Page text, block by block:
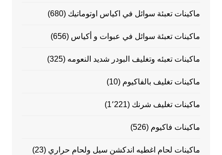
ماكينات تعبئة سوائل في اكياس اوتوماتيك (680)
ماكينات تعبئة سوائل في عبوات و أكياس (656)
ماكينات تعبئه وتغليف البودر شديد النعومه (325)
ماكينات تغليف بالفاكيوم (10)
ماكينات تغليف شرنك (1٬221)
ماكينات فاكيوم (526)
ماكينات لحام اغطيه اندكشن سيل ولحام حراري (23)